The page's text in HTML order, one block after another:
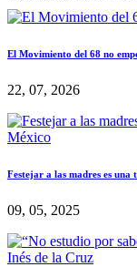
El Movimiento del 68 no
22, 07, 2026
Festejar a las madres es
09, 05, 2025